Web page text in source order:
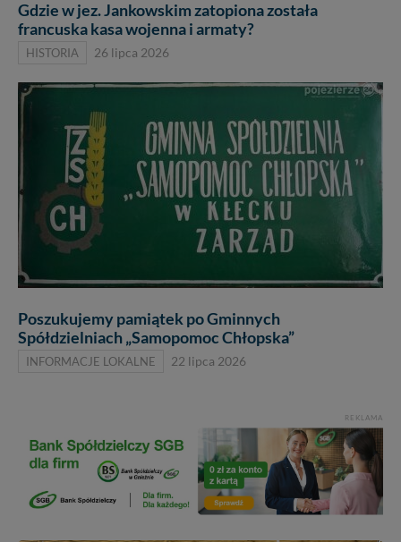
Gdzie w jez. Jankowskim zatopiona została
francuska kasa wojenna i armaty?
HISTORIA 26 lipca 2026
Poszukujemy pamiątek po Gminnych
Spółdzielniach „Samopomoc Chłopska”
INFORMACJE LOKALNE 22 lipca 2026
REKLAMA